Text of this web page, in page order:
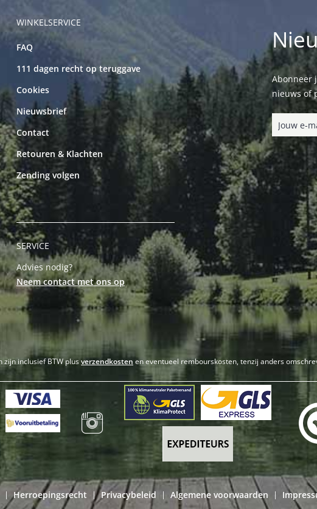
WINKELSERVICE
FAQ
111 dagen recht op teruggave
Cookies
Nieuwsbrief
Contact
Retouren & Klachten
Zending volgen
SERVICE
Advies nodig?
Neem contact met ons op
Abonneer
nieuws of
zijn inclusief BTW plusverzendkosten en eventueel rembourskosten, tenzij anders
| Herroepingsrecht | Privacybeleid | Algemene voorwaarden |